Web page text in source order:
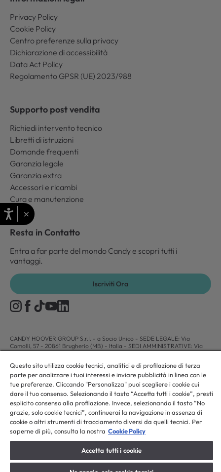
Privacy Policy
Cookie Policy
Centro preferenze sulla privacy
Dichiarazione di accessibilità
Data Act Policy
Regolamento GPSR (UE) 2023/988
Supporto post vendita
Richiedi intervento tecnico
Libretti di istruzioni
Domande frequenti
Garanzia legale
Garanzia extra
Accessori e ricambi
Cura e manutenzione
Resta in Contatto
Entra a far parte del mondo Candy e scopri tutti i
vantaggi.
Iscriviti Ora
CANDY HOOVER GROUP S.r.I. - a Socio Unico - SEDE LEGALE: Via
Comolli, 57 - 20861 Brugherio (MB) - Italia - SEDI AMMINISTRATIVE: Via
Privata Eden Fumagalli snc - 20861 Brugherio (MB) e Via Trento n. 20/A-22
+39.039.2086.237 - Capitale sociale € 35.000.000,00 i.v. - Cod. Fiscale e n.
iscr. al Registro Imprese di Milano-Monza-Brianza-Lodi 04666310158 - P.
IVA 00786860965 - Numero REA: MB-1033934 - Autorizzazione IT AEOF
211870 - Società soggetta ad attività di direzione e coordinamento di Candy
S.p.A. - Casella PEC:candyhoovergroupsrl@legalmail.it
IT / Italiano
×
Questo sito utilizza cookie tecnici, analitici e di profilazione di terza
parte per analizzare i tuoi interessi e inviare pubblicità in linea con le
tue preferenze. Cliccando "Personalizza" puoi scegliere i cookie cui
dare il tuo consenso. Selezionando il tasto “Accetta tutti i cookie”, presti
esplicito consenso alla profilazione. Invece, selezionando il tasto “No
grazie, solo cookie tecnici”, continuerai la navigazione in assenza di
cookie o altri strumenti di tracciamento diversi da quelli tecnici. Per
saperne di più, consulta la nostra Cookie Policy
Accetta tutti i cookie